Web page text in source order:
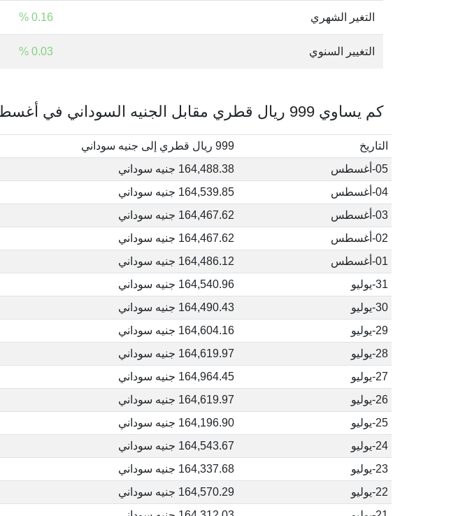
التغير الشهري 0.16 %
التغيير السنوي 0.03 %
كم يساوي 999 ريال قطري مقابل الجنيه السوداني في أغسطس, 2026
التاريخ
999 ريال قطري إلى جنيه سوداني
05-أغسطس
164,488.38 جنيه سوداني
04-أغسطس
164,539.85 جنيه سوداني
03-أغسطس
164,467.62 جنيه سوداني
02-أغسطس
164,467.62 جنيه سوداني
01-أغسطس
164,486.12 جنيه سوداني
31-يوليو
164,540.96 جنيه سوداني
30-يوليو
164,490.43 جنيه سوداني
29-يوليو
164,604.16 جنيه سوداني
28-يوليو
164,619.97 جنيه سوداني
27-يوليو
164,964.45 جنيه سوداني
26-يوليو
164,619.97 جنيه سوداني
25-يوليو
164,196.90 جنيه سوداني
24-يوليو
164,543.67 جنيه سوداني
23-يوليو
164,337.68 جنيه سوداني
22-يوليو
164,570.29 جنيه سوداني